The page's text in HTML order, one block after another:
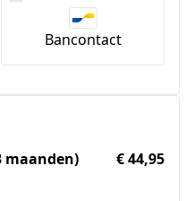
Bancontact
maanden)
€ 44,95